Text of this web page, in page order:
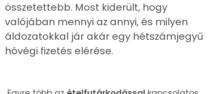
összetettebb. Most kiderült, hogy
valójában mennyi az annyi, és milyen
áldozatokkal jár akár egy hétszámjegyű
hóvégi fizetés elérése.